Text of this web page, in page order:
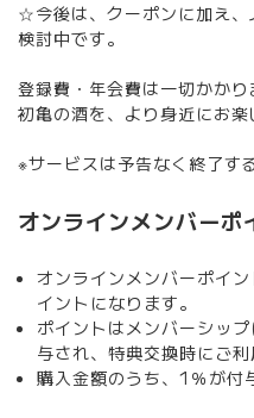
☆今後は、クーポンに加え、
検討中です。
登録費・年会費は一切かかり
初亀の酒を、より身近にお楽
※サービスは予告なく終了す
オンラインメンバーポ
オンラインメンバーポイ
イントになります。
ポイントはメンバーシッ
与され、特典交換時にご利
購入金額のうち、1％が付